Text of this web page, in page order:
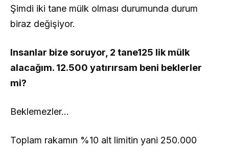
Şimdi iki tane mülk olması durumunda durum
biraz değişiyor.
Insanlar bize soruyor, 2 tane125 lik mülk
alacağım. 12.500 yatırırsam beni beklerler
mi?
Beklemezler…
Toplam rakamın %10 alt limitin yani 250.000